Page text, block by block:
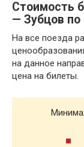
Стоимость
— Зубцов
На все поезда
на данное
цена на билеты.